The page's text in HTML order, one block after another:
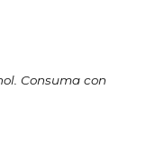
Consuma con